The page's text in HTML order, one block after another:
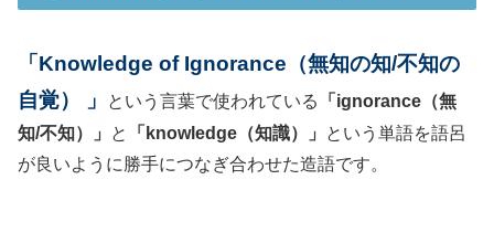
「 Knowledge of Ignorance（無知の知/不知の
自覚）
」 という言葉で使われている
「ignorance（無
知/不知）」
と 「knowledge（知識）」
という単語を語呂
が良いように勝手につなぎ合わせた造語です。